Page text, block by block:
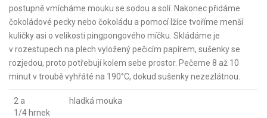
postupně vmícháme mouku se sodou a solí. Nakonec přidáme
čokoládové pecky nebo čokoládu a pomocí lžíce tvoříme menší
kuličky asi o velikosti pingpongového míčku. Skládáme je
v rozestupech na plech vyložený pečicím papírem, sušenky se
rozjedou, proto potřebují kolem sebe prostor. Pečeme 8 až 10
minut v troubě vyhřáté na 190°C, dokud sušenky nezezlátnou.
2 a
1/4 hrnek
hladká mouka